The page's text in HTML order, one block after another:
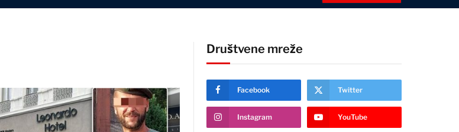
Društvene mreže
Facebook Twitter
Instagram YouTube